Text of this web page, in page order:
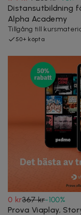
Distansutbildning
Alpha Academy
Tillgång till
50+ köpta
0 kr367 kr-100%
Prova Viaplay,